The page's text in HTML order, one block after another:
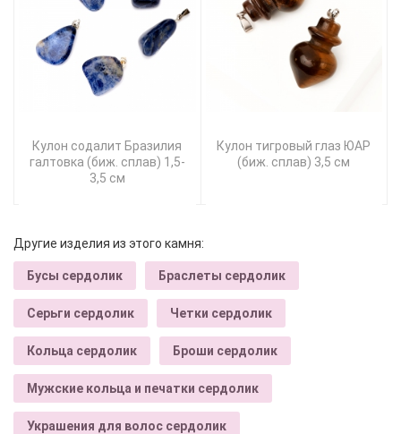
Кулон содалит Бразилия
галтовка (биж. сплав) 1,5-
3,5 см
Кулон тигровый глаз ЮАР
(биж. сплав) 3,5 см
Другие изделия из этого камня:
Бусы сердолик Браслеты сердолик
Серьги сердолик Четки сердолик
Кольца сердолик Броши сердолик
Мужские кольца и печатки сердолик
Украшения для волос сердолик